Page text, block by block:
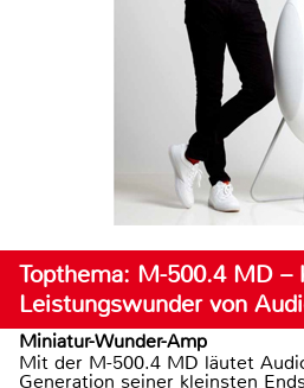
Topthema: M-500.4 MD –
Leistungswunder von
Miniatur-Wunder-Amp
Mit der M-500.4 MD läutet
Generation seiner kleinsten